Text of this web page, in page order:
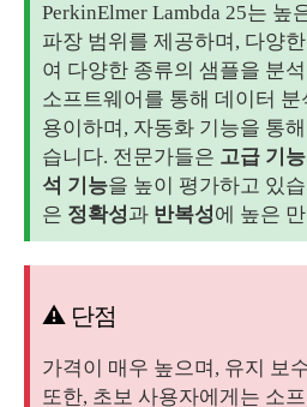
PerkinElmer Lambda 25는 높
파장 범위를 제공하며, 다양
여 다양한 종류의 샘플을 분
소프트웨어를 통해 데이터 분
용이하며, 자동화 기능을 통
습니다. 전문가들은 고급 기능
석 기능을 높이 평가하고 있
은 정확성과 반복성에 높은
⚠️ 단점
가격이 매우 높으며, 유지 보
또한, 초보 사용자에게는 소